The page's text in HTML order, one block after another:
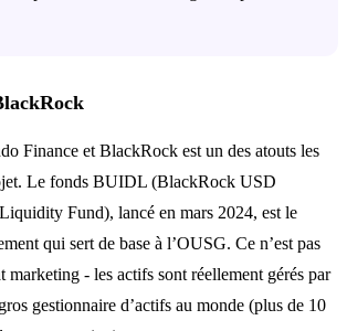
Finance et BlackRock est un des atouts les
Le fonds BUIDL (BlackRock USD
Fund), lancé en mars 2024, est le
qui sert de base à l’OUSG. Ce n’est pas
marketing - les actifs sont réellement gérés par
gestionnaire d’actifs au monde (plus de 10